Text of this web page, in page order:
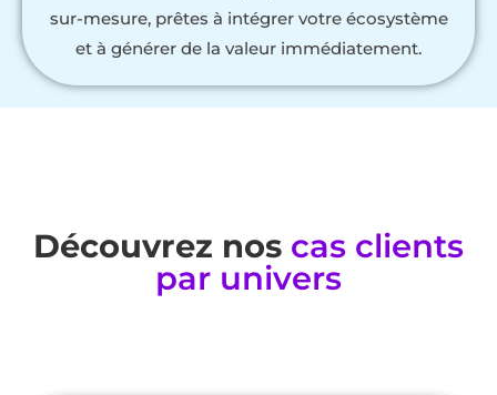
sur-mesure, prêtes à intégrer votre écosystème
et à générer de la valeur immédiatement.
Découvrez nos cas clients
par univers